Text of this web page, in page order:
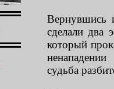
Вернувшись
сделали два
который
судьба